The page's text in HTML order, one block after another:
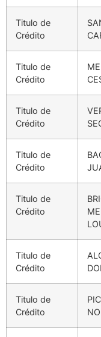
Titulo de
Crédito
Titulo de
Crédito
Titulo de
Crédito
Titulo de
Crédito
Titulo de
Crédito
Titulo de
Crédito
Titulo de
Crédito